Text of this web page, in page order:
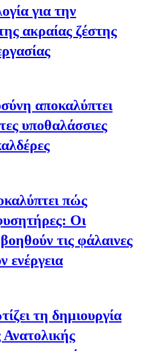
για την
ακραίας ζέστης
αποκαλύπτει
υποθαλάσσιες
πώς
Οι
τις φάλαινες
ενέργεια
τη δημιουργία